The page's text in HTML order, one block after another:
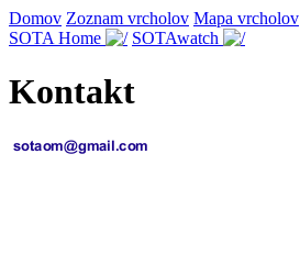
Domov Zoznam vrcholov Mapa vrcholov
SOTA Home
SOTAwatch
Kontakt